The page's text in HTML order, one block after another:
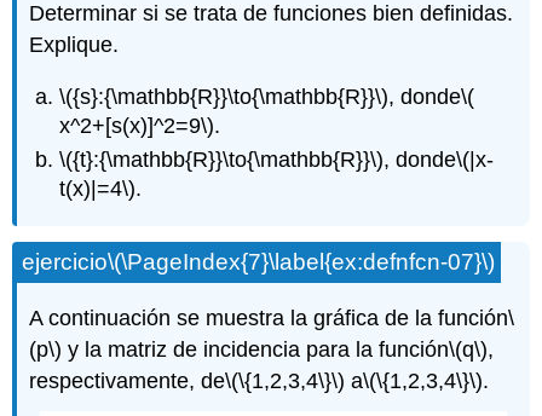
Determinar si se trata de funciones bien definidas.
Explique.
\({s}:{\mathbb{R}}\to{\mathbb{R}}\), donde\(
x^2+[s(x)]^2=9\).
\({t}:{\mathbb{R}}\to{\mathbb{R}}\), donde\(|x-
t(x)|=4\).
ejercicio\(\PageIndex{7}\label{ex:defnfcn-07}\)
A continuación se muestra la gráfica de la función\
(p\) y la matriz de incidencia para la función\(q\),
respectivamente, de\(\{1,2,3,4\}\) a\(\{1,2,3,4\}\).